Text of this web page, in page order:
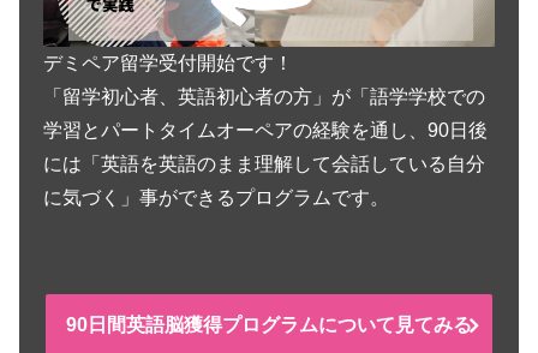
デミペア留学受付開始です！
「留学初心者、英語初心者の方」が「語学学校での
学習とパートタイムオーペアの経験を通し、90日後
には「英語を英語のまま理解して会話している自分
に気づく」事ができるプログラムです。
90日間英語脳獲得プログラムについて見てみる